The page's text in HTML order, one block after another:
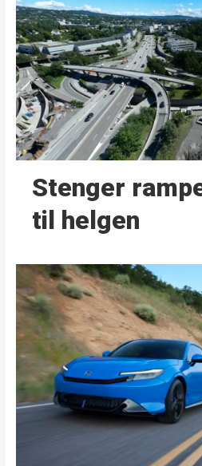
Stenger
til helgen